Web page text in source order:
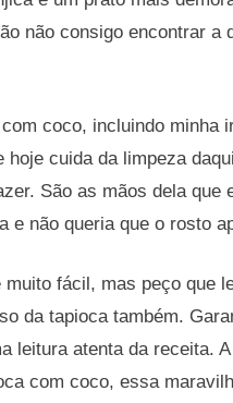
não consigo encontrar a
coco, incluindo minha
hoje cuida da limpeza
São as mãos dela que
e não queria que o rosto
fácil, mas peço que
da tapioca também.
leitura atenta da receita.
com coco, essa